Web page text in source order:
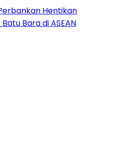
Hentikan
Bara di ASEAN